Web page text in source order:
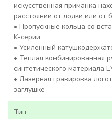
искусственная приманка
расстоянии от лодки или от
• Пропускные кольца со
K-серии.
• Усиленный
• Теплая комбинированная
синтетического материала
• Лазерная гравировка
заглушке
Тип